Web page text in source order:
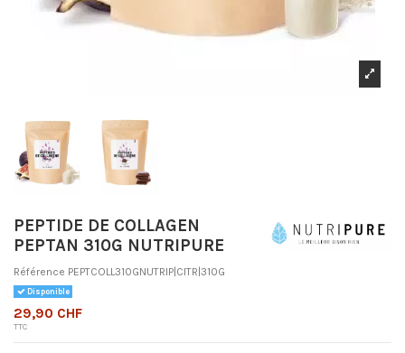
PEPTIDE DE COLLAGEN
PEPTAN 310G NUTRIPURE
Référence PEPTCOLL310GNUTRIP|CITR|310G
Disponible
29,90 CHF
TTC